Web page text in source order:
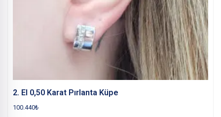
2. El 0,50 Karat Pırlanta Küpe
100.440₺